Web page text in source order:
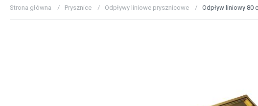
Strona główna Prysznice Odpływy liniowe prysznicowe Odpływ liniowy 80